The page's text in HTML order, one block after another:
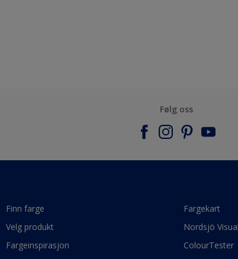
Følg oss
Finn farge
Velg produkt
Fargeinspirasjon
Fargekart
Nordsjö
ColourTester